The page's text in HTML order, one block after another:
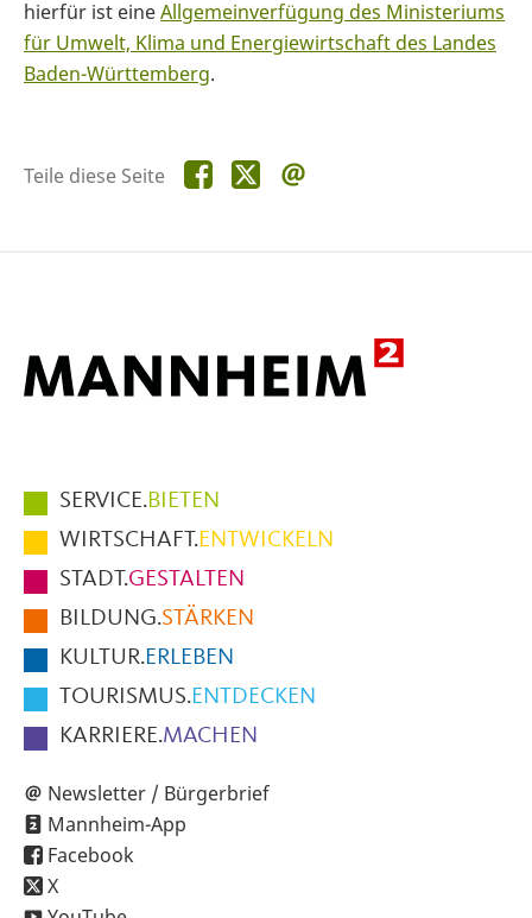
hierfür ist eineAllgemeinverfügung des Ministeriums
für Umwelt, Klima und Energiewirtschaft des Landes
Baden-Württemberg.
Teile diese Seite Teile
diese
Teile
diese
Hauptmenüpunkte
im
Fußbereich
der
Seite
SERVICE.BIETEN
WIRTSCHAFT.ENTWICKELN
STADT.GESTALTEN
BILDUNG.STÄRKEN
KULTUR.ERLEBEN
TOURISMUS.ENTDECKEN
KARRIERE.MACHEN
Newsletter / Bürgerbrief
Mannheim-App
Facebook
X